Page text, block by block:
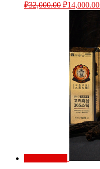
₽32,000.00 ₽14,000.00